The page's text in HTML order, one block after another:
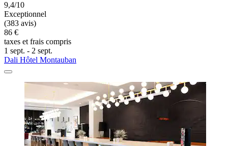
9,4/10
Exceptionnel
(383 avis)
86 €
taxes et frais compris
1 sept. - 2 sept.
Dali Hôtel Montauban